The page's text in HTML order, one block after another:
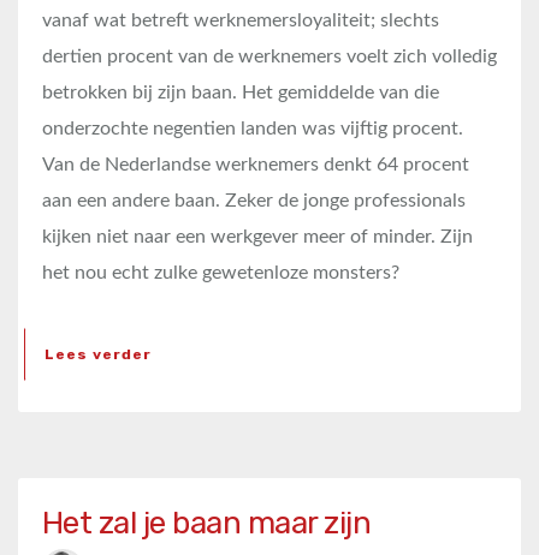
vanaf wat betreft werknemersloyaliteit; slechts
dertien procent van de werknemers voelt zich volledig
betrokken bij zijn baan. Het gemiddelde van die
onderzochte negentien landen was vijftig procent.
Van de Nederlandse werknemers denkt 64 procent
aan een andere baan. Zeker de jonge professionals
kijken niet naar een werkgever meer of minder. Zijn
het nou echt zulke gewetenloze monsters?
Lees verder
Het zal je baan maar zijn